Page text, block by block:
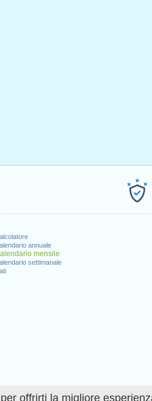
offrirti la migliore
annuale
mensile
settimanale